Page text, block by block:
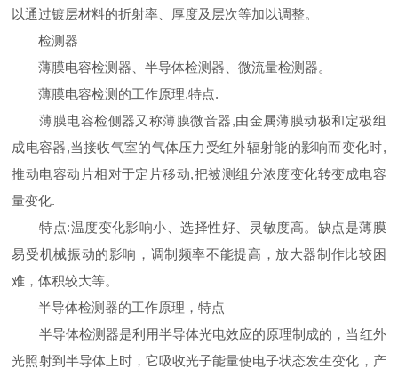
以通过镀层材料的折射率、厚度及层次等加以调整。
检测器
薄膜电容检测器、半导体检测器、微流量检测器。
薄膜电容检测的工作原理,特点.
薄膜电容检侧器又称薄膜微音器,由金属薄膜动极和定极组
成电容器,当接收气室的气体压力受红外辐射能的影响而变化时,
推动电容动片相对于定片移动,把被测组分浓度变化转变成电容
量变化.
特点:温度变化影响小、选择性好、灵敏度高。缺点是薄膜
易受机械振动的影响，调制频率不能提高，放大器制作比较困
难，体积较大等。
半导体检测器的工作原理，特点
半导体检测器是利用半导体光电效应的原理制成的，当红外
光照射到半导体上时，它吸收光子能量使电子状态发生变化，产